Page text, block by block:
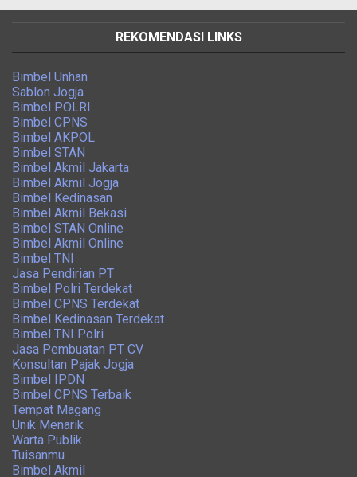
REKOMENDASI LINKS
Bimbel Unhan
Sablon Jogja
Bimbel POLRI
Bimbel CPNS
Bimbel AKPOL
Bimbel STAN
Bimbel Akmil Jakarta
Bimbel Akmil Jogja
Bimbel Kedinasan
Bimbel Akmil Bekasi
Bimbel STAN Online
Bimbel Akmil Online
Bimbel TNI
Jasa Pendirian PT
Bimbel Polri Terdekat
Bimbel CPNS Terdekat
Bimbel Kedinasan Terdekat
Bimbel TNI Polri
Jasa Pembuatan PT CV
Konsultan Pajak Jogja
Bimbel IPDN
Bimbel CPNS Terbaik
Tempat Magang
Unik Menarik
Warta Publik
Tuisanmu
Bimbel Akmil